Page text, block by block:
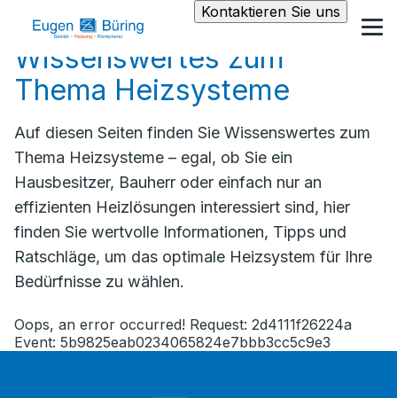
Kontaktieren Sie uns
Wissenswertes zum
Thema Heizsysteme
Auf diesen Seiten finden Sie Wissenswertes zum
Thema Heizsysteme – egal, ob Sie ein
Hausbesitzer, Bauherr oder einfach nur an
effizienten Heizlösungen interessiert sind, hier
finden Sie wertvolle Informationen, Tipps und
Ratschläge, um das optimale Heizsystem für Ihre
Bedürfnisse zu wählen.
Oops, an error occurred! Request: 2d4111f26224a
Event: 5b9825eab0234065824e7bbb3cc5c9e3